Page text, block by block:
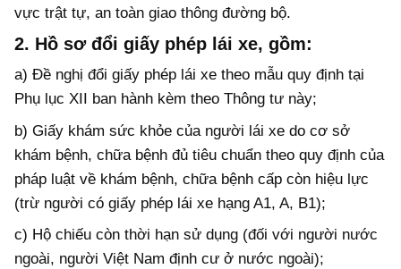
vực trật tự, an toàn giao thông đường bộ.
2. Hồ sơ đổi giấy phép lái xe, gồm:
a) Đề nghị đổi giấy phép lái xe theo mẫu quy định tại
Phụ lục XII ban hành kèm theo Thông tư này;
b) Giấy khám sức khỏe của người lái xe do cơ sở
khám bệnh, chữa bệnh đủ tiêu chuẩn theo quy định của
pháp luật về khám bệnh, chữa bệnh cấp còn hiệu lực
(trừ người có giấy phép lái xe hạng A1, A, B1);
c) Hộ chiếu còn thời hạn sử dụng (đối với người nước
ngoài, người Việt Nam định cư ở nước ngoài);